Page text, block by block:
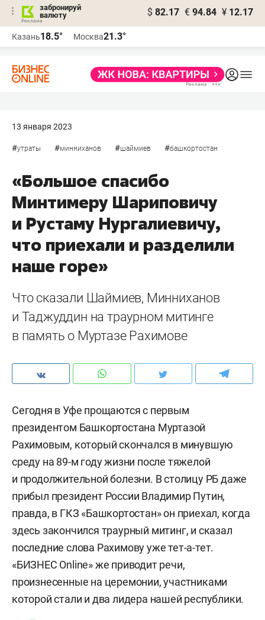
забронируй
валюту
$ 82.17 € 94.84 ¥ 12.17
Казань18.5° Москва21.3°
13 января 2023
#утраты #минниханов #шаймиев #башкортостан
«Большое спасибо
Минтимеру Шариповичу
и Рустаму Нургалиевичу,
что приехали и разделили
наше горе»
Что сказали Шаймиев, Минниханов
и Таджуддин на траурном митинге
в память о Муртазе Рахимове
Сегодня в Уфе прощаются с первым
президентом Башкортостана Муртазой
Рахимовым, который скончался в минувшую
среду на 89-м году жизни после тяжелой
и продолжительной болезни. В столицу РБ даже
прибыл президент России Владимир Путин,
правда, в ГКЗ «Башкортостан» он приехал, когда
здесь закончился траурный митинг, и сказал
последние слова Рахимову уже тет-а-тет.
«БИЗНЕС Online» же приводит речи,
произнесенные на церемонии, участниками
которой стали и два лидера нашей республики.